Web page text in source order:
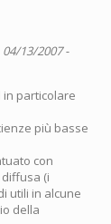
13/2007 -
in particolare
più basse
con
(i
utili in alcune
della